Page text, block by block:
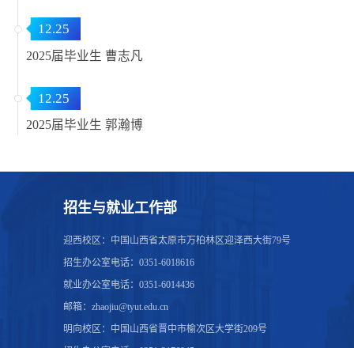
12.25
2025届毕业生 曹志凡
12.25
2025届毕业生 郭瀚博
招生与就业工作部
迎西校区：中国山西省太原市万柏林区迎泽西大街79号
招生办公室电话：0351-6018616
就业办公室电话：0351-6014436
邮箱：zhaojiu@tyut.edu.cn
明向校区：中国山西省晋中市榆次区大学街209号